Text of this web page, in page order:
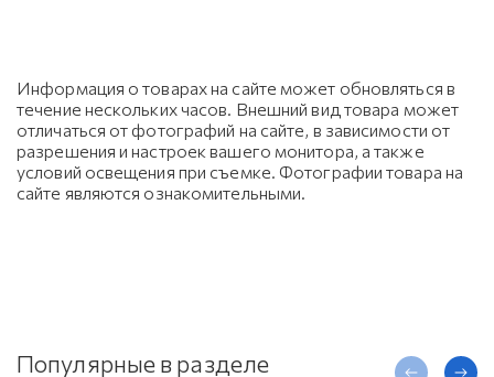
Информация о товарах на сайте может обновляться в
течение нескольких часов. Внешний вид товара может
отличаться от фотографий на сайте, в зависимости от
разрешения и настроек вашего монитора, а также
условий освещения при съемке. Фотографии товара на
сайте являются ознакомительными.
Популярные в разделе